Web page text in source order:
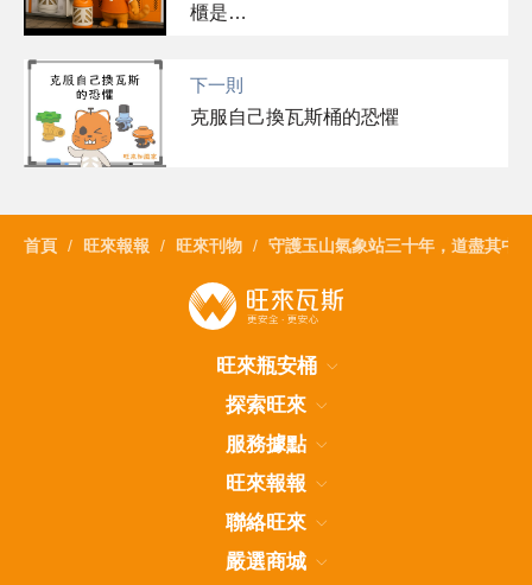
櫃是…
下一則
克服自己換瓦斯桶的恐懼
首頁 旺來報報 旺來刊物 守護玉山氣象站三十年，道盡其中
旺來瓶安桶
探索旺來
服務據點
旺來報報
聯絡旺來
嚴選商城